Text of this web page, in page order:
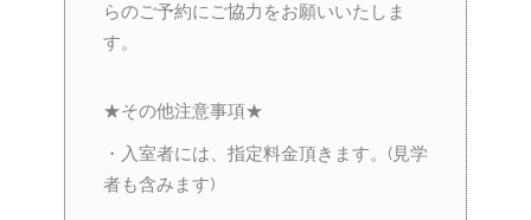
らのご予約にご協力をお願いいたしま
す。
★その他注意事項★
・入室者には、指定料金頂きます。(見学
者も含みます)